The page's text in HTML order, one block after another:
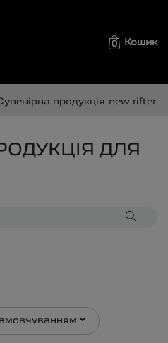
0 Кошик
сувенірна продукція new rifter
ДЛЯ